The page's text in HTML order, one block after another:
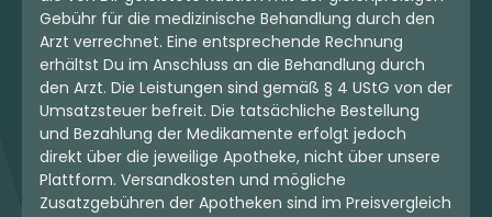
Gebühr für die medizinische Behandlung durch den
Arzt verrechnet. Eine entsprechende Rechnung
erhältst Du im Anschluss an die Behandlung durch
den Arzt. Die Leistungen sind gemäß § 4 UStG von der
Umsatzsteuer befreit. Die tatsächliche Bestellung
und Bezahlung der Medikamente erfolgt jedoch
direkt über die jeweilige Apotheke, nicht über unsere
Plattform. Versandkosten und mögliche
Zusatzgebühren der Apotheken sind im Preisvergleich